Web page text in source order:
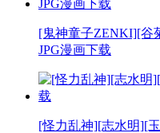
[鬼神童子ZENKI][谷
JPG漫画下载
[怪力乱神][志水明][